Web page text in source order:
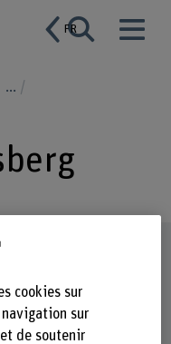
FR
...
cookies sur
sur
de soutenir